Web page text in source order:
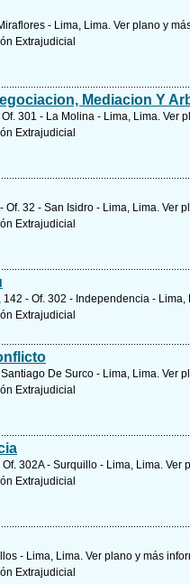
- Lima, Lima. Ver plano y
Extrajudicial
Mediacion Y
301 - La Molina - Lima, Lima. Ver
Extrajudicial
Of. 32 - San Isidro - Lima, Lima. Ver
Extrajudicial
142 - Of. 302 - Independencia -
Extrajudicial
De Surco - Lima, Lima. Ver
Extrajudicial
Of. 302A - Surquillo - Lima, Lima. Ver
Extrajudicial
- Lima, Lima. Ver plano y más
Extrajudicial